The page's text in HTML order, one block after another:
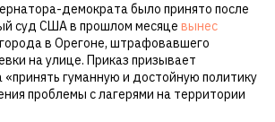
демократа было принято после
суд США в прошлом месяце вынес
в Орегоне, штрафовавшего
на улице. Приказ призывает
гуманную и достойную политику
проблемы с лагерями на территории